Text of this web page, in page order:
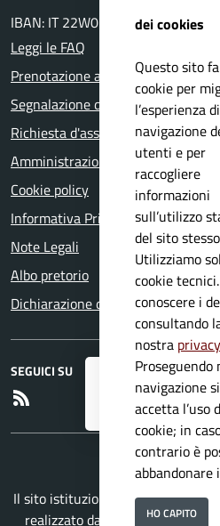
Registrati ai servizi
aggiornamenti
IBAN: IT
Leggi le FAQ
Prenotazione appuntamento
Segnalazione disservizio
Richiesta d'assistenza
Amministrazione trasparente
Cookie policy
Informativa Privacy
Note Legali
Albo pretorio
Dichiarazione di accessibilità
SEGUICI SU
Il sito istituzionale del Comune di
realizzato da
Secoval srlcon la
dei cookies
Questo sito
cookie per
l’esperienza di
navigazione
utenti e per
raccogliere
informazioni
sull’utilizzo
del sito
Utilizziamo
cookie
conoscere i
consultando
nostra
Proseguendo
navigazione si
accetta l’uso
cookie; in
contrario è
abbandonare
HO CAPITO